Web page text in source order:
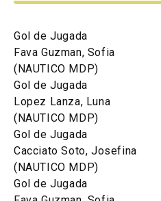
Gol de Jugada
Fava Guzman, Sofia
(NAUTICO MDP)
Gol de Jugada
Lopez Lanza, Luna
(NAUTICO MDP)
Gol de Jugada
Cacciato Soto, Josefina
(NAUTICO MDP)
Gol de Jugada